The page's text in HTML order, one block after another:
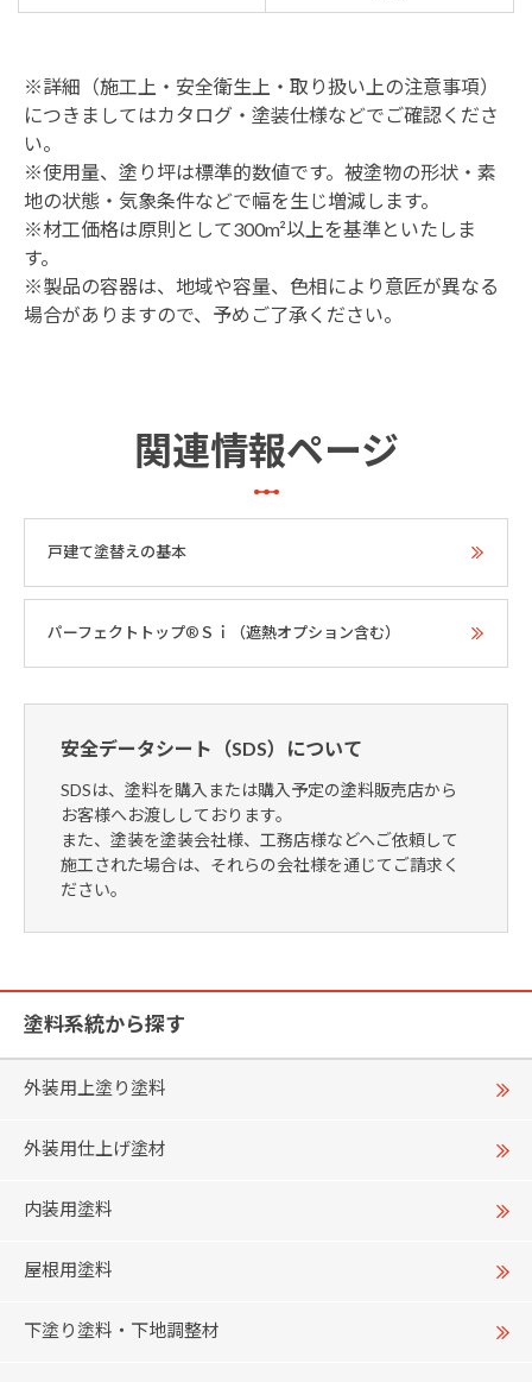
※詳細（施工上・安全衛生上・取り扱い上の注意事項）
につきましてはカタログ・塗装仕様などでご確認くださ
い。
※使用量、塗り坪は標準的数値です。被塗物の形状・素
地の状態・気象条件などで幅を生じ増減します。
※材工価格は原則として300m²以上を基準といたしま
す。
※製品の容器は、地域や容量、色相により意匠が異なる
場合がありますので、予めご了承ください。
関連情報ページ
戸建て塗替えの基本
パーフェクトトップ®Ｓｉ（遮熱オプション含む）
安全データシート（SDS）について
SDSは、塗料を購入または購入予定の塗料販売店から
お客様へお渡ししております。
また、塗装を塗装会社様、工務店様などへご依頼して
施工された場合は、それらの会社様を通じてご請求く
ださい。
塗料系統から探す
外装用上塗り塗料
外装用仕上げ塗材
内装用塗料
屋根用塗料
下塗り塗料・下地調整材